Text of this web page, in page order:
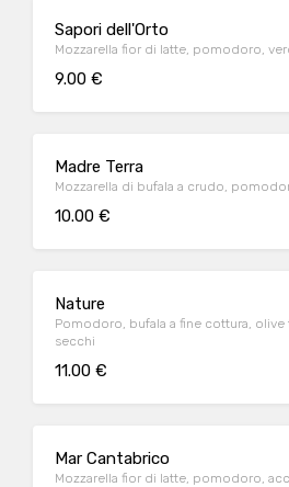
Sapori dell'Orto
Mozzarella fior di latte, pomodoro,
9.00 €
Madre Terra
Mozzarella di bufala a crudo,
10.00 €
Nature
Pomodoro, bufala a fine cottura,
secchi
11.00 €
Mar Cantabrico
Mozzarella fior di latte, pomodoro,